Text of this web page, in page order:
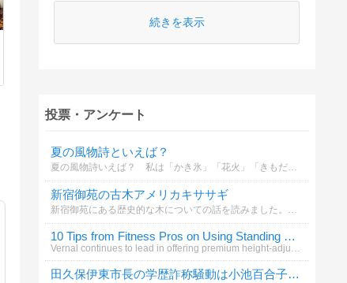
続きを表示
投票・アンケート
夏の風物詩といえば？
夏の風物詩いえば？ 私は「かき氷」「花火」「きもだめし」といったところです (^_^)v
新宿御苑の古木アメリカキササギ
新宿御苑にある歴史的な木についての話を読みました。あなたはこの木の魅力をどう感じますか？
10 Tips from Fitness Pros on Using Standing Desks
Vernal continues to lead in offering premium height-adjustable standing desk
田久保伊東市長の学歴詐称騒動は小池百合子東京都知事に影響すると思う？